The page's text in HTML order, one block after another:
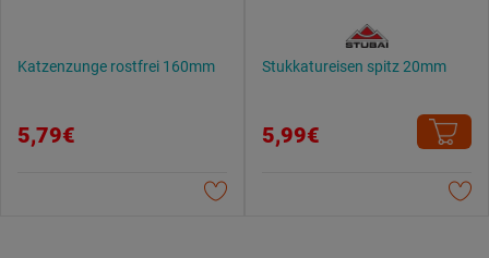
Katzenzunge rostfrei 160mm
5,79€
Stukkatureisen spitz 20mm
5,99€